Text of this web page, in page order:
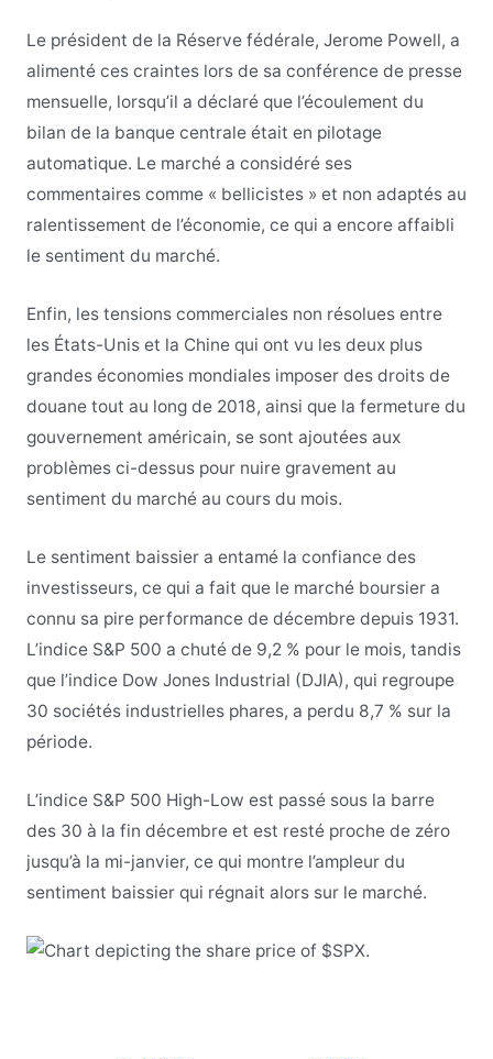
Le président de la Réserve fédérale, Jerome Powell, a
alimenté ces craintes lors de sa conférence de presse
mensuelle, lorsqu’il a déclaré que l’écoulement du
bilan de la banque centrale était en pilotage
automatique. Le marché a considéré ses
commentaires comme « bellicistes » et non adaptés au
ralentissement de l’économie, ce qui a encore affaibli
le sentiment du marché.
Enfin, les tensions commerciales non résolues entre
les États-Unis et la Chine qui ont vu les deux plus
grandes économies mondiales imposer des droits de
douane tout au long de 2018, ainsi que la fermeture du
gouvernement américain, se sont ajoutées aux
problèmes ci-dessus pour nuire gravement au
sentiment du marché au cours du mois.
Le sentiment baissier a entamé la confiance des
investisseurs, ce qui a fait que le marché boursier a
connu sa pire performance de décembre depuis 1931.
L’indice S&P 500 a chuté de 9,2 % pour le mois, tandis
que l’indice Dow Jones Industrial (DJIA), qui regroupe
30 sociétés industrielles phares, a perdu 8,7 % sur la
période.
L’indice S&P 500 High-Low est passé sous la barre
des 30 à la fin décembre et est resté proche de zéro
jusqu’à la mi-janvier, ce qui montre l’ampleur du
sentiment baissier qui régnait alors sur le marché.